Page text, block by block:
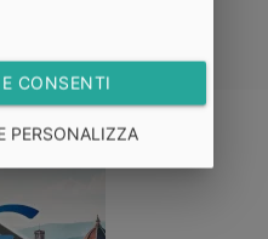
CONSENTI
PERSONALIZZA